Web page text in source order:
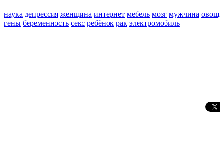
наука депрессия женщина интернет мебель мозг мужчина
гены беременность секс ребёнок рак электромобиль